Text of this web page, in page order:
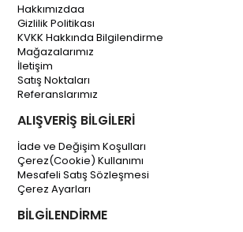
Hakkımızdaa
Gizlilik Politikası
KVKK Hakkında Bilgilendirme
Mağazalarımız
İletişim
Satış Noktaları
Referanslarımız
ALIŞVERİŞ BİLGİLERİ
İade ve Değişim Koşulları
Çerez(Cookie) Kullanımı
Mesafeli Satış Sözleşmesi
Çerez Ayarları
BİLGİLENDİRME